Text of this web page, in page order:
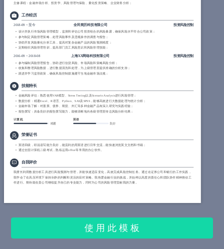
主修课程：金融市场分析、投资学、风险管理与保险、量化投资策略、企业财务分析；
工作经历
2018-09 ~至今 全民简历科技有限公司 投资风险控制
设计并执行市场风险管理模型，监测和评估公司投资组合的风险暴露，确保风险水平符合公司政策；
参与制定风险管理策略，处理风险事件及违规操作的调查与报告；
协助开发风险量化分析工具，提高对复杂金融产品的风险预测精度；
定期组织风险管理培训，提高部门员工风险意识和风险管理技能；
2016-09 ~2018-08 上海XX网络科技有限公司
投资风险控制
参与编制风险管理报告，协助进行信贷风险、市场风险和策略风险分析；
收集和整理风险数据，进行数据清洗和处理，为上级管理层提供准确的分析支持；
跟进并学习监管政策，确保风险控制措施遵守当地金融市场法规；
技能特长
金融风险评估：熟悉使用VAR模型、Stress Testing以及Scenario Analysis进行风险管理；
数据分析：精通Excel、R语言、Python、SAS及SPSS，能够高效进行大数据处理与统计分析；
金融市场了解：对股票、债券、期货、外汇等多种金融产品有深入研究与实践经验；
报告撰写：具备良好的报告撰写能力，能够清晰地向各级管理层传达风险分析结果；
计算机
精通
英语
良好
荣誉证书
英语四级，听说读写能力良好，能流利的用英语进行日常交流，能快速浏览英文文档和书籍；
通过全国计算机二级考试，熟练运用office等常用的办公软件。
自我评价
我擅长利用数据分析工具进行风险预测与管理，并能快速适应变化，高效完成风险控制任务。通过在证券公司和银行的工作实践，
我学会了在高压环境下保持冷静的判断和灵活的应对策略。我热爱金融行业的挑战，并始终以高度的责任心和团队协作精神推动工
作进行。期待能在贵公司继续提升自己的专业能力，同时为公司的风险管理贡献我的力量。
使 用 此 模 板